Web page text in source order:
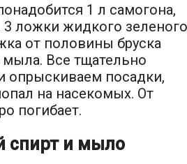
1 л самогона,
3 ложки жидкого зеленого
от половины бруска
мыла. Все тщательно
опрыскиваем посадки,
на насекомых. От
погибает.
спирт и мыло